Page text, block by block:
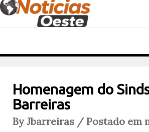
Homenagem do
Barreiras
By Jbarreiras / Postado em